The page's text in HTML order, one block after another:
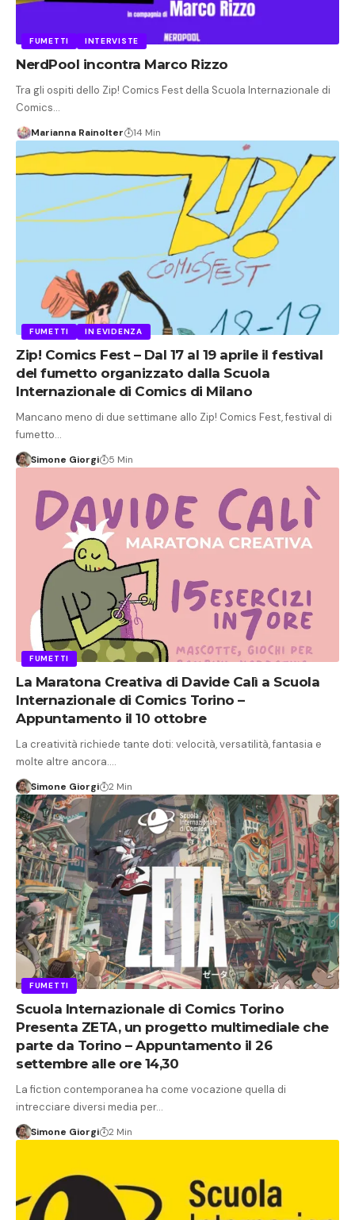
FUMETTI INTERVISTE
NerdPool incontra Marco Rizzo
Tra gli ospiti dello Zip! Comics Fest della Scuola Internazionale di
Comics…
Marianna Rainolter 14 Min
FUMETTI IN EVIDENZA
Zip! Comics Fest – Dal 17 al 19 aprile il festival
del fumetto organizzato dalla Scuola
Internazionale di Comics di Milano
Mancano meno di due settimane allo Zip! Comics Fest, festival di
fumetto…
Simone Giorgi 5 Min
FUMETTI
La Maratona Creativa di Davide Calì a Scuola
Internazionale di Comics Torino –
Appuntamento il 10 ottobre
La creatività richiede tante doti: velocità, versatilità, fantasia e
molte altre ancora.…
Simone Giorgi 2 Min
FUMETTI
Scuola Internazionale di Comics Torino
Presenta ZETA, un progetto multimediale che
parte da Torino – Appuntamento il 26
settembre alle ore 14,30
La fiction contemporanea ha come vocazione quella di
intrecciare diversi media per…
Simone Giorgi 2 Min